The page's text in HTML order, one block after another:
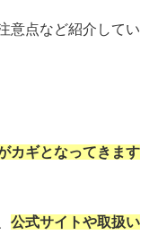
意点など紹介してい
カギとなってきます
公式サイトや取扱い